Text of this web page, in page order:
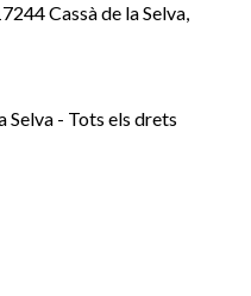
Cassà de la Selva,
Selva - Tots els drets